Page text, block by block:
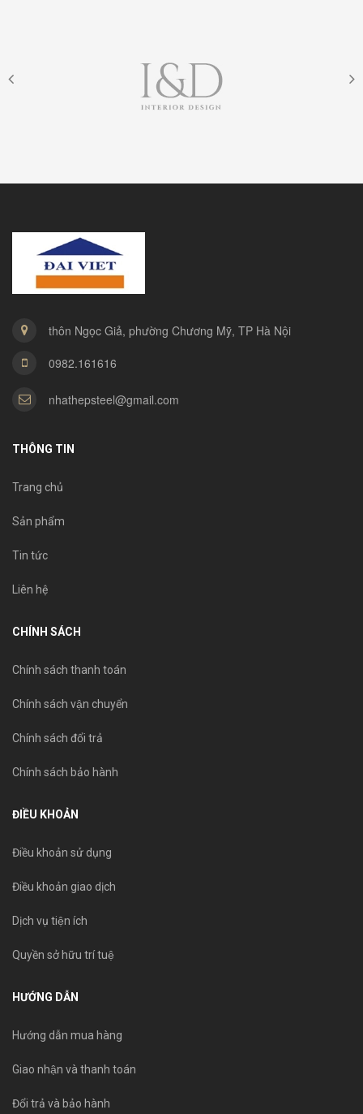
thôn Ngọc Giả, phường Chương Mỹ, TP Hà Nội
0982.161616
nhathepsteel@gmail.com
THÔNG TIN
Trang chủ
Sản phẩm
Tin tức
Liên hệ
CHÍNH SÁCH
Chính sách thanh toán
Chính sách vận chuyển
Chính sách đổi trả
Chính sách bảo hành
ĐIỀU KHOẢN
Điều khoản sử dụng
Điều khoản giao dịch
Dịch vụ tiện ích
Quyền sở hữu trí tuệ
HƯỚNG DẪN
Hướng dẫn mua hàng
Giao nhận và thanh toán
Đổi trả và bảo hành